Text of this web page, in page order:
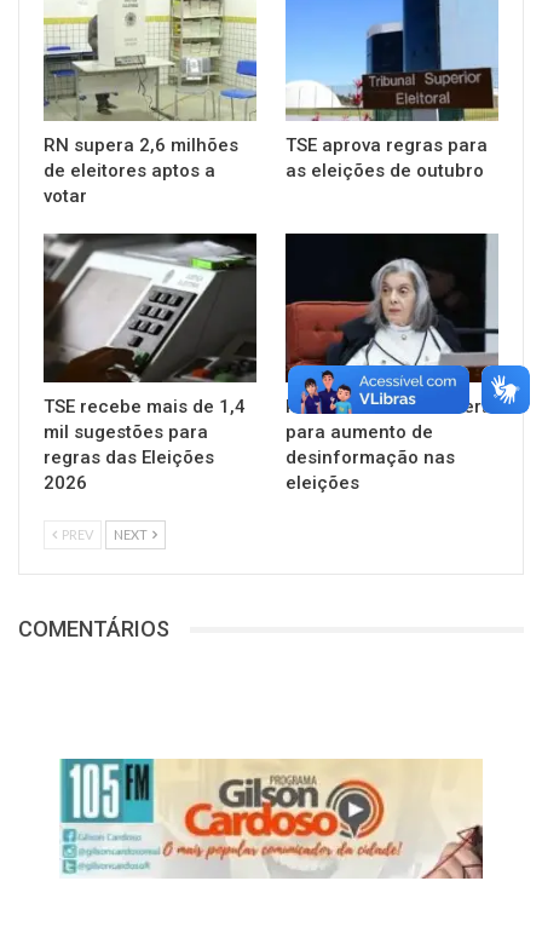
RN supera 2,6 milhões
de eleitores aptos a
votar
TSE aprova regras para
as eleições de outubro
TSE recebe mais de 1,4
mil sugestões para
regras das Eleições
2026
Presidente do TSE alerta
para aumento de
desinformação nas
eleições
PREV NEXT
COMENTÁRIOS